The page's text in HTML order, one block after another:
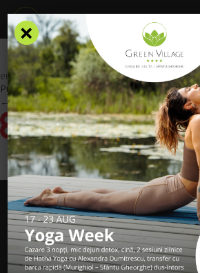
eurolife2
Published December 9, 2020at300 × 104in
← Previous
×